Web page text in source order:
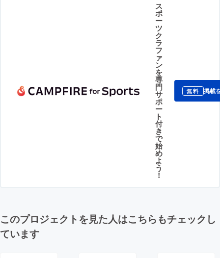
ス
ポ
ー
ツ
ク
ラ
フ
ァ
ン
を
専
門
サ
ポ
ー
ト
付
き
で
始
め
よ
う
！
無料 掲載
このプロジェクトを見た人はこちらもチェックし
ています